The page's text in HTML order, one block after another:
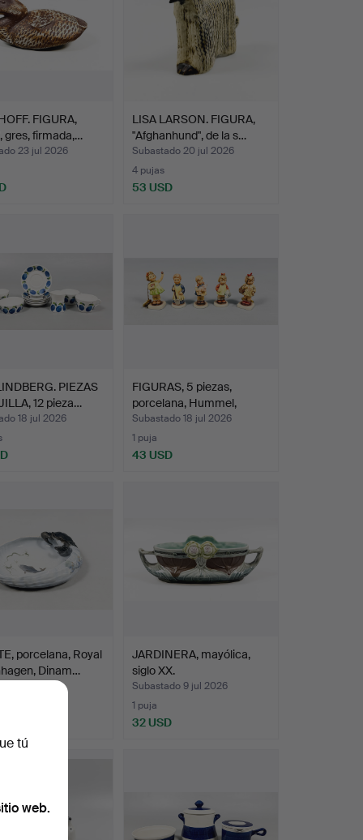
FIGURA,
gres, firmada,…
23 jul 2026
LISA LARSON. FIGURA,
"Afghanhund", de la s…
Subastado 20 jul 2026
4 pujas
53 USD
PIEZAS
12 pieza…
18 jul 2026
FIGURAS, 5 piezas,
porcelana, Hummel,
Goeb…
Subastado 18 jul 2026
1 puja
43 USD
porcelana, Royal
Dinam…
11 jul 2026
JARDINERA, mayólica,
siglo XX.
Subastado 9 jul 2026
1 puja
32 USD
tú
web.